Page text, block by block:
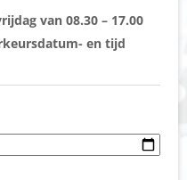
van 08.30 – 17.00
en tijd